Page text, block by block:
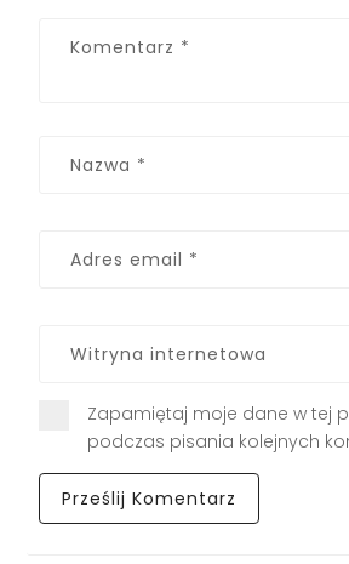
Zapamiętaj moje dane w tej
podczas pisania kolejnych